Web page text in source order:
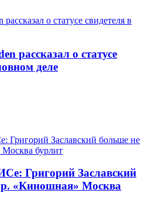
рассказал о статусе
деле
Григорий Заславский
«Киношная» Москва